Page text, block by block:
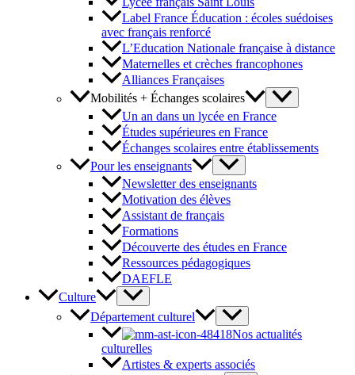
Label France Éducation : écoles suédoises
avec français renforcé
L’Education Nationale française à distance
Maternelles et crèches francophones
Alliances Françaises
Mobilités + Échanges scolaires
Un an dans un lycée en France
Études supérieures en France
Échanges scolaires entre établissements
Pour les enseignants
Newsletter des enseignants
Motivation des élèves
Assistant de français
Formations
Découverte des études en France
Ressources pédagogiques
DAEFLE
Culture
Département culturel
Nos actualités
culturelles
Artistes & experts associés